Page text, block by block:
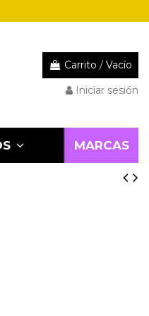
Carrito / Vacío
Iniciar sesión
MARCAS